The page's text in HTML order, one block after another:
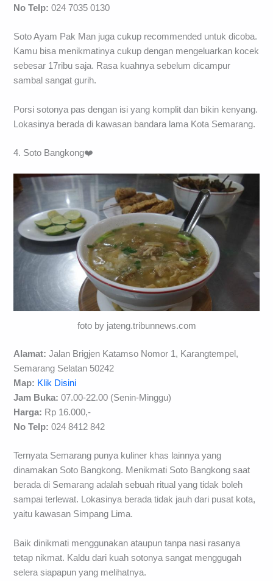
No Telp: 024 7035 0130
Soto Ayam Pak Man juga cukup recommended untuk dicoba.
Kamu bisa menikmatinya cukup dengan mengeluarkan kocek
sebesar 17ribu saja. Rasa kuahnya sebelum dicampur
sambal sangat gurih.
Porsi sotonya pas dengan isi yang komplit dan bikin kenyang.
Lokasinya berada di kawasan bandara lama Kota Semarang.
4. Soto Bangkong❤️
foto by jateng.tribunnews.com
Alamat: Jalan Brigjen Katamso Nomor 1, Karangtempel,
Semarang Selatan 50242
Map: Klik Disini
Jam Buka: 07.00-22.00 (Senin-Minggu)
Harga: Rp 16.000,-
No Telp: 024 8412 842
Ternyata Semarang punya kuliner khas lainnya yang
dinamakan Soto Bangkong. Menikmati Soto Bangkong saat
berada di Semarang adalah sebuah ritual yang tidak boleh
sampai terlewat. Lokasinya berada tidak jauh dari pusat kota,
yaitu kawasan Simpang Lima.
Baik dinikmati menggunakan ataupun tanpa nasi rasanya
tetap nikmat. Kaldu dari kuah sotonya sangat menggugah
selera siapapun yang melihatnya.